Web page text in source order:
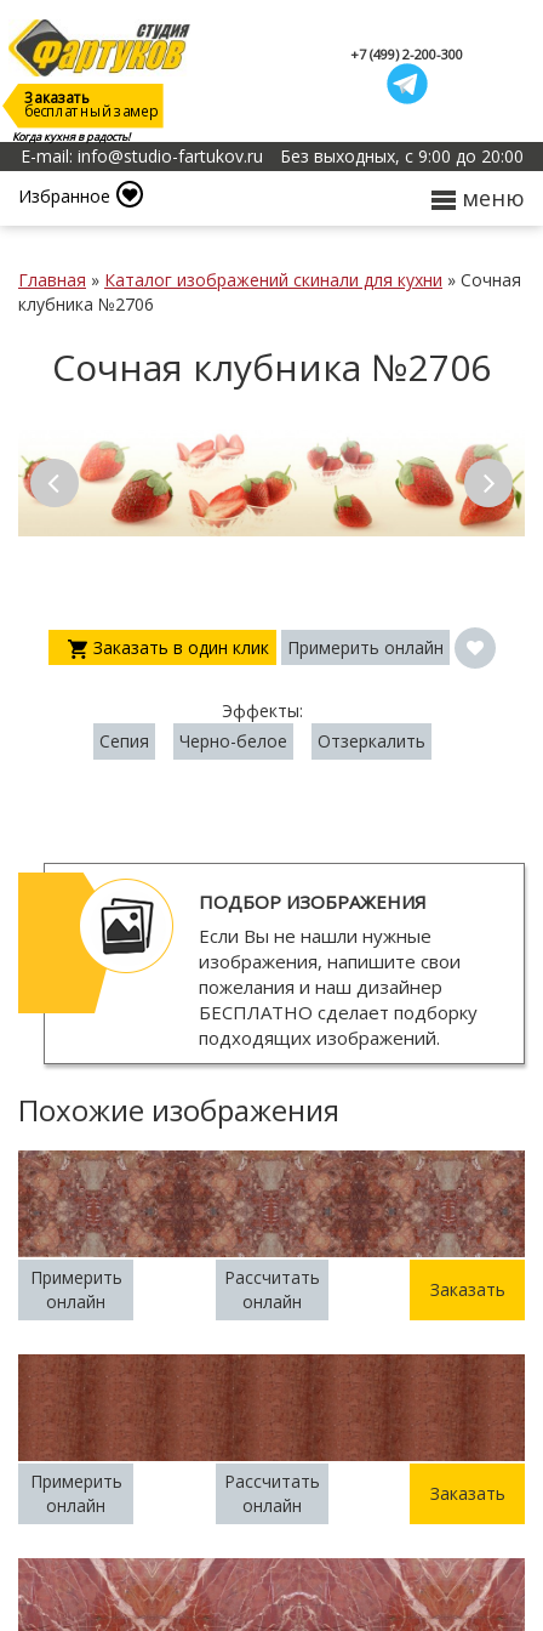
Когда кухня в радость!
Заказать
бесплатный замер
+7 (499) 2-200-300
E-mail: info@studio-fartukov.ru
Без выходных, с 9:00 до 20:00
Избранное
меню
Главная » Каталог изображений скинали для кухни » Сочная
клубника №2706
Сочная клубника №2706
Заказать в один клик Примерить онлайн
Эффекты:
Сепия
Черно-белое Отзеркалить
ПОДБОР ИЗОБРАЖЕНИЯ
Если Вы не нашли нужные
изображения, напишите свои
пожелания и наш дизайнер
БЕСПЛАТНО сделает подборку
подходящих изображений.
Похожие изображения
Примерить
онлайн
Рассчитать
онлайн
Заказать
Примерить
онлайн
Рассчитать
онлайн
Заказать